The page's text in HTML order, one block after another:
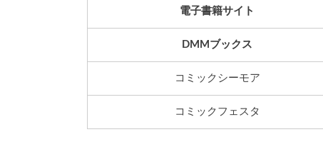
電子書籍サイト
DMMブックス
コミックシーモア
コミックフェスタ